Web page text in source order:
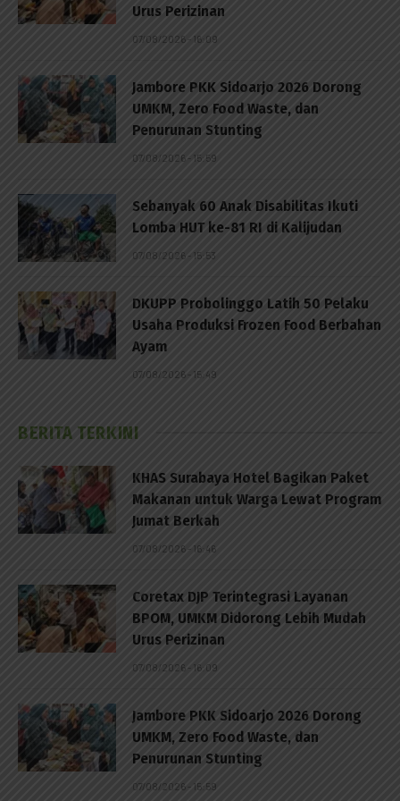
Urus Perizinan
07/08/2026 - 16:09
Jambore PKK Sidoarjo 2026 Dorong
UMKM, Zero Food Waste, dan
Penurunan Stunting
07/08/2026 - 15:59
Sebanyak 60 Anak Disabilitas Ikuti
Lomba HUT ke-81 RI di Kalijudan
07/08/2026 - 15:53
DKUPP Probolinggo Latih 50 Pelaku
Usaha Produksi Frozen Food Berbahan
Ayam
07/08/2026 - 15:49
BERITA TERKINI
KHAS Surabaya Hotel Bagikan Paket
Makanan untuk Warga Lewat Program
Jumat Berkah
07/08/2026 - 16:46
Coretax DJP Terintegrasi Layanan
BPOM, UMKM Didorong Lebih Mudah
Urus Perizinan
07/08/2026 - 16:09
Jambore PKK Sidoarjo 2026 Dorong
UMKM, Zero Food Waste, dan
Penurunan Stunting
07/08/2026 - 15:59